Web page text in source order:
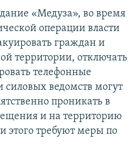
«Медуза», во время
операции власти
граждан и
территории, отключать
телефонные
силовых ведомств могут
проникать в
и на территорию
этого требуют меры по